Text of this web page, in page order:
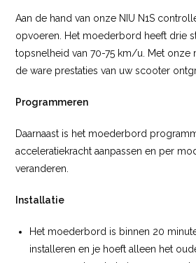
Aan de hand van onze NIU N1S
opvoeren. Het moederbord heeft drie
topsnelheid van 70-75 km/u. Met onze
de ware prestaties van uw scooter
Programmeren
Daarnaast is het moederbord
acceleratiekracht aanpassen en per
veranderen.
Installatie
Het moederbord is binnen 20
installeren en je hoeft alleen het